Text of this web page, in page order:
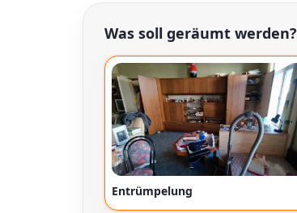
Was soll geräumt werden?
Entrümpelung